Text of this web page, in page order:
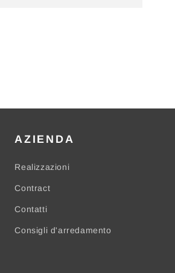
AZIENDA
Realizzazioni
Contract
Contatti
Consigli d'arredamento